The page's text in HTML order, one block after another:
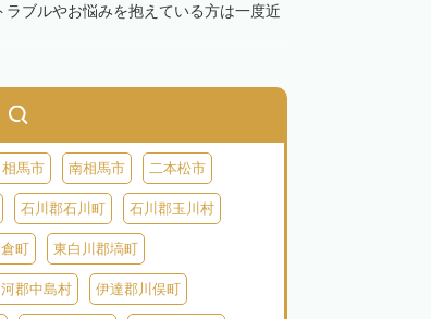
ブルやお悩みを抱えている方は一度近
相続手続きも任せることが可能です。
相馬市 南相馬市 二本松市
石川郡石川町 石川郡玉川村
町 東白川郡塙町
郡中島村 伊達郡川俣町